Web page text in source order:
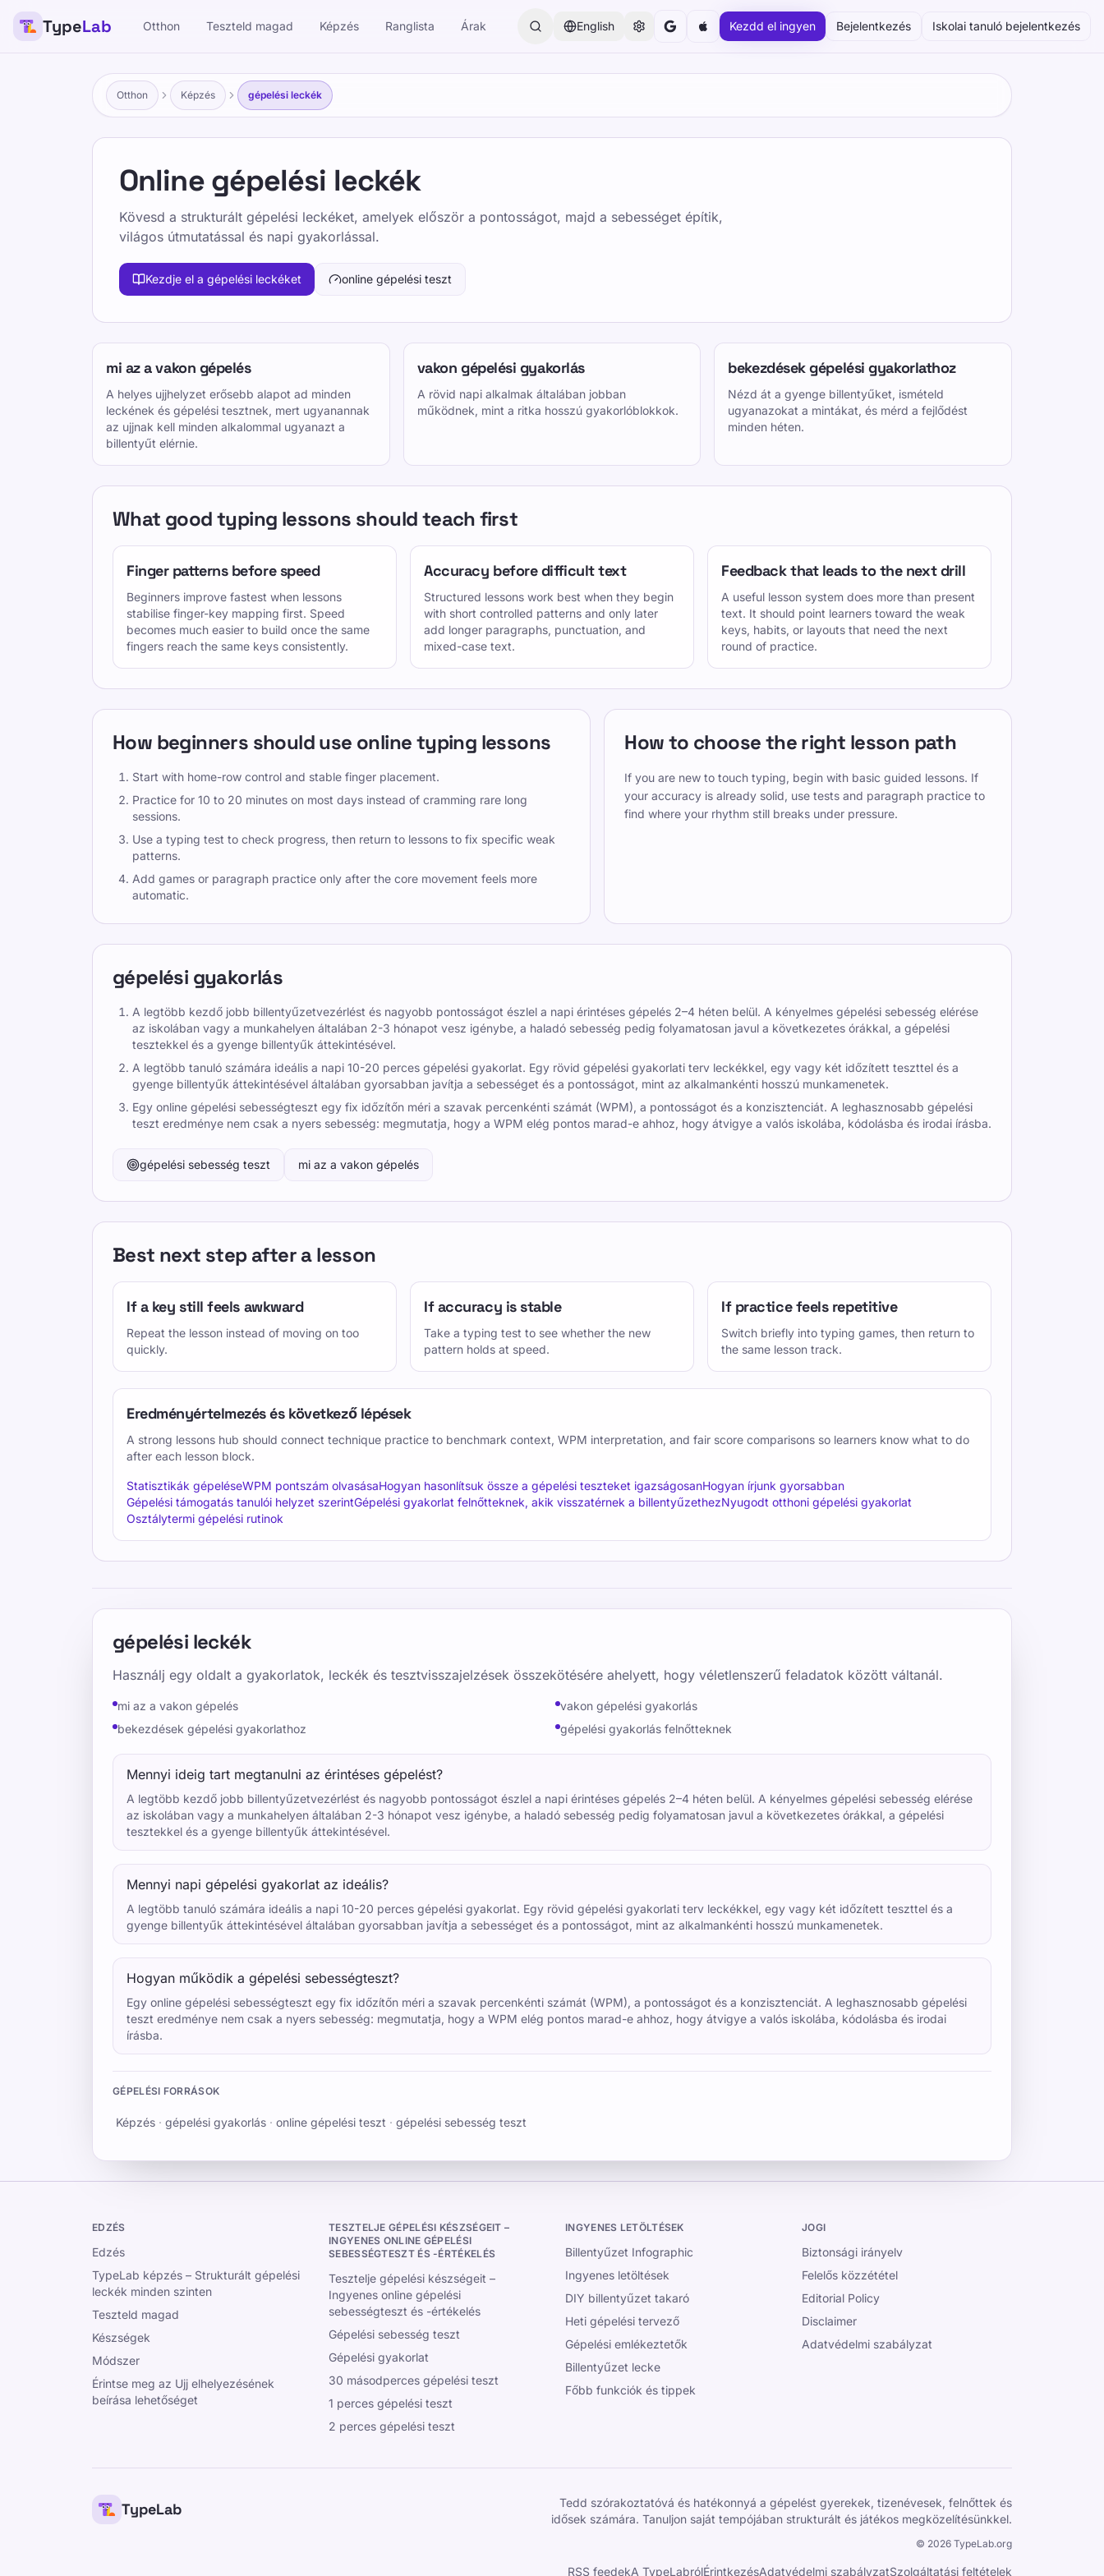
TypeLab Otthon Teszteld magad Képzés Ranglista Árak English Kezdd el ingyen Bejelentkezés Iskolai tanuló bejelentkezés
Otthon Képzés gépelési leckék
Online gépelési leckék
Kövesd a strukturált gépelési leckéket, amelyek először a pontosságot, majd a sebességet építik,
világos útmutatással és napi gyakorlással.
Kezdje el a gépelési leckéket online gépelési teszt
mi az a vakon gépelés
A helyes ujjhelyzet erősebb alapot ad minden
leckének és gépelési tesztnek, mert ugyanannak
az ujjnak kell minden alkalommal ugyanazt a
billentyűt elérnie.
vakon gépelési gyakorlás
A rövid napi alkalmak általában jobban
működnek, mint a ritka hosszú gyakorlóblokkok.
bekezdések gépelési gyakorlathoz
Nézd át a gyenge billentyűket, ismételd
ugyanazokat a mintákat, és mérd a fejlődést
minden héten.
What good typing lessons should teach first
Finger patterns before speed
Beginners improve fastest when lessons
stabilise finger-key mapping first. Speed
becomes much easier to build once the same
fingers reach the same keys consistently.
Accuracy before difficult text
Structured lessons work best when they begin
with short controlled patterns and only later
add longer paragraphs, punctuation, and
mixed-case text.
Feedback that leads to the next drill
A useful lesson system does more than present
text. It should point learners toward the weak
keys, habits, or layouts that need the next
round of practice.
How beginners should use online typing lessons
Start with home-row control and stable finger placement.
Practice for 10 to 20 minutes on most days instead of cramming rare long
sessions.
Use a typing test to check progress, then return to lessons to fix specific weak
patterns.
Add games or paragraph practice only after the core movement feels more
automatic.
How to choose the right lesson path
If you are new to touch typing, begin with basic guided lessons. If
your accuracy is already solid, use tests and paragraph practice to
find where your rhythm still breaks under pressure.
gépelési gyakorlás
A legtöbb kezdő jobb billentyűzetvezérlést és nagyobb pontosságot észlel a napi érintéses gépelés 2–4 héten belül. A kényelmes gépelési sebesség elérése
az iskolában vagy a munkahelyen általában 2-3 hónapot vesz igénybe, a haladó sebesség pedig folyamatosan javul a következetes órákkal, a gépelési
tesztekkel és a gyenge billentyűk áttekintésével.
A legtöbb tanuló számára ideális a napi 10-20 perces gépelési gyakorlat. Egy rövid gépelési gyakorlati terv leckékkel, egy vagy két időzített teszttel és a
gyenge billentyűk áttekintésével általában gyorsabban javítja a sebességet és a pontosságot, mint az alkalmankénti hosszú munkamenetek.
Egy online gépelési sebességteszt egy fix időzítőn méri a szavak percenkénti számát (WPM), a pontosságot és a konzisztenciát. A leghasznosabb gépelési
teszt eredménye nem csak a nyers sebesség: megmutatja, hogy a WPM elég pontos marad-e ahhoz, hogy átvigye a valós iskolába, kódolásba és irodai írásba.
gépelési sebesség teszt mi az a vakon gépelés
Best next step after a lesson
If a key still feels awkward
Repeat the lesson instead of moving on too
quickly.
If accuracy is stable
Take a typing test to see whether the new
pattern holds at speed.
If practice feels repetitive
Switch briefly into typing games, then return to
the same lesson track.
Eredményértelmezés és következő lépések
A strong lessons hub should connect technique practice to benchmark context, WPM interpretation, and fair score comparisons so learners know what to do
after each lesson block.
Statisztikák gépeléseWPM pontszám olvasásaHogyan hasonlítsuk össze a gépelési teszteket igazságosanHogyan írjunk gyorsabban
Gépelési támogatás tanulói helyzet szerintGépelési gyakorlat felnőtteknek, akik visszatérnek a billentyűzethezNyugodt otthoni gépelési gyakorlat
Osztálytermi gépelési rutinok
gépelési leckék
Használj egy oldalt a gyakorlatok, leckék és tesztvisszajelzések összekötésére ahelyett, hogy véletlenszerű feladatok között váltanál.
mi az a vakon gépelés
vakon gépelési gyakorlás
bekezdések gépelési gyakorlathoz
gépelési gyakorlás felnőtteknek
Mennyi ideig tart megtanulni az érintéses gépelést?
A legtöbb kezdő jobb billentyűzetvezérlést és nagyobb pontosságot észlel a napi érintéses gépelés 2–4 héten belül. A kényelmes gépelési sebesség elérése
az iskolában vagy a munkahelyen általában 2-3 hónapot vesz igénybe, a haladó sebesség pedig folyamatosan javul a következetes órákkal, a gépelési
tesztekkel és a gyenge billentyűk áttekintésével.
Mennyi napi gépelési gyakorlat az ideális?
A legtöbb tanuló számára ideális a napi 10-20 perces gépelési gyakorlat. Egy rövid gépelési gyakorlati terv leckékkel, egy vagy két időzített teszttel és a
gyenge billentyűk áttekintésével általában gyorsabban javítja a sebességet és a pontosságot, mint az alkalmankénti hosszú munkamenetek.
Hogyan működik a gépelési sebességteszt?
Egy online gépelési sebességteszt egy fix időzítőn méri a szavak percenkénti számát (WPM), a pontosságot és a konzisztenciát. A leghasznosabb gépelési
teszt eredménye nem csak a nyers sebesség: megmutatja, hogy a WPM elég pontos marad-e ahhoz, hogy átvigye a valós iskolába, kódolásba és irodai
írásba.
GÉPELÉSI FORRÁSOK
Képzés · gépelési gyakorlás · online gépelési teszt · gépelési sebesség teszt
EDZÉS
Edzés
TypeLab képzés – Strukturált gépelési
leckék minden szinten
Teszteld magad
Készségek
Módszer
Érintse meg az Ujj elhelyezésének
beírása lehetőséget
TESZTELJE GÉPELÉSI KÉSZSÉGEIT –
INGYENES ONLINE GÉPELÉSI
SEBESSÉGTESZT ÉS -ÉRTÉKELÉS
Tesztelje gépelési készségeit –
Ingyenes online gépelési
sebességteszt és -értékelés
Gépelési sebesség teszt
Gépelési gyakorlat
30 másodperces gépelési teszt
1 perces gépelési teszt
2 perces gépelési teszt
INGYENES LETÖLTÉSEK
Billentyűzet Infographic
Ingyenes letöltések
DIY billentyűzet takaró
Heti gépelési tervező
Gépelési emlékeztetők
Billentyűzet lecke
Főbb funkciók és tippek
JOGI
Biztonsági irányelv
Felelős közzététel
Editorial Policy
Disclaimer
Adatvédelmi szabályzat
TypeLab
Tedd szórakoztatóvá és hatékonnyá a gépelést gyerekek, tizenévesek, felnőttek és
idősek számára. Tanuljon saját tempójában strukturált és játékos megközelítésünkkel.
© 2026 TypeLab.org
RSS feedekA TypeLabrólÉrintkezésAdatvédelmi szabályzatSzolgáltatási feltételek